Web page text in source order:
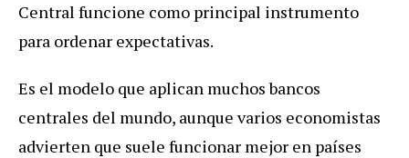
Central funcione como principal instrumento
para ordenar expectativas.
Es el modelo que aplican muchos bancos
centrales del mundo, aunque varios economistas
advierten que suele funcionar mejor en países